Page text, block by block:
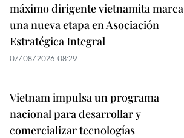
máximo dirigente vietnamita marca
una nueva etapa en Asociación
Estratégica Integral
07/08/2026 08:29
Vietnam impulsa un programa
nacional para desarrollar y
comercializar tecnologías